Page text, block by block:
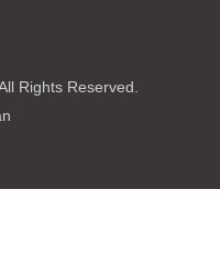
Rights Reserved.